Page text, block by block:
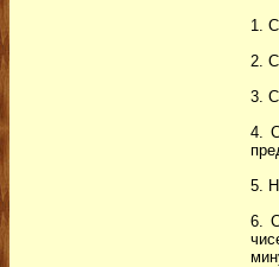
1.
2.
3.
4.
5.
6.